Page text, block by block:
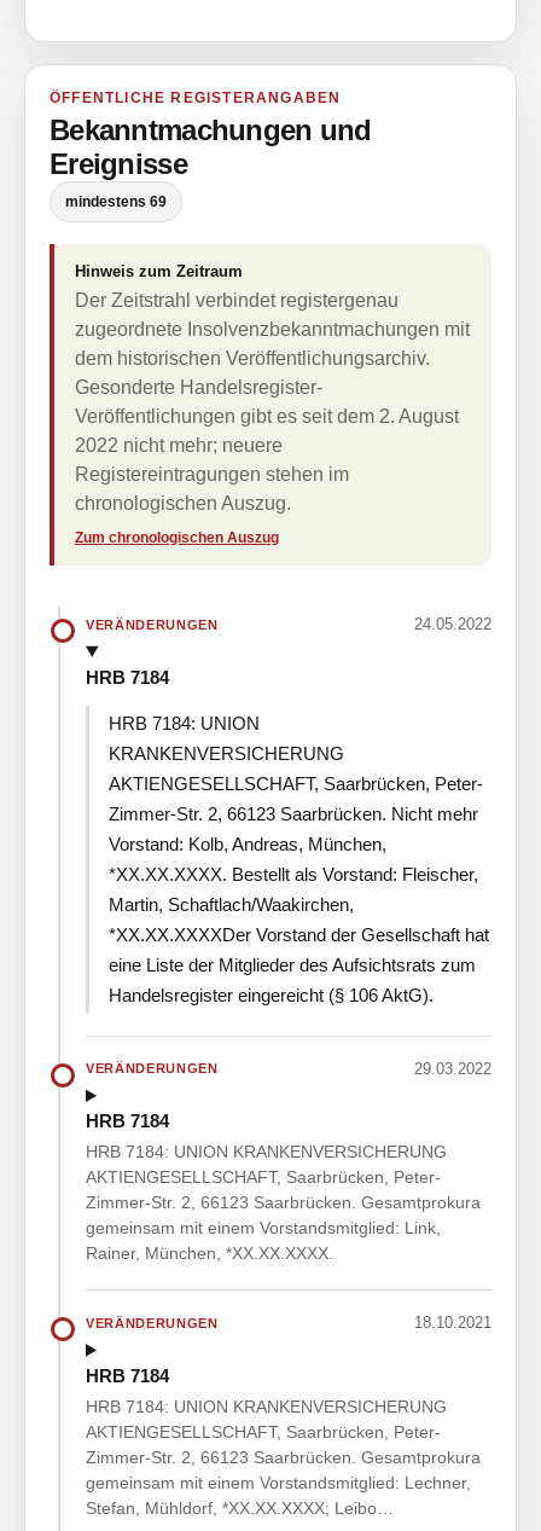
ÖFFENTLICHE REGISTERANGABEN
Bekanntmachungen und
Ereignisse
mindestens 69
Hinweis zum Zeitraum
Der Zeitstrahl verbindet registergenau
zugeordnete Insolvenzbekanntmachungen mit
dem historischen Veröffentlichungsarchiv.
Gesonderte Handelsregister-
Veröffentlichungen gibt es seit dem 2. August
2022 nicht mehr; neuere
Registereintragungen stehen im
chronologischen Auszug.
Zum chronologischen Auszug
VERÄNDERUNGEN 24.05.2022
HRB 7184
HRB 7184: UNION
KRANKENVERSICHERUNG
AKTIENGESELLSCHAFT, Saarbrücken, Peter-
Zimmer-Str. 2, 66123 Saarbrücken. Nicht mehr
Vorstand: Kolb, Andreas, München,
*XX.XX.XXXX. Bestellt als Vorstand: Fleischer,
Martin, Schaftlach/Waakirchen,
*XX.XX.XXXXDer Vorstand der Gesellschaft hat
eine Liste der Mitglieder des Aufsichtsrats zum
Handelsregister eingereicht (§ 106 AktG).
VERÄNDERUNGEN 29.03.2022
HRB 7184
HRB 7184: UNION KRANKENVERSICHERUNG
AKTIENGESELLSCHAFT, Saarbrücken, Peter-
Zimmer-Str. 2, 66123 Saarbrücken. Gesamtprokura
gemeinsam mit einem Vorstandsmitglied: Link,
Rainer, München, *XX.XX.XXXX.
VERÄNDERUNGEN 18.10.2021
HRB 7184
HRB 7184: UNION KRANKENVERSICHERUNG
AKTIENGESELLSCHAFT, Saarbrücken, Peter-
Zimmer-Str. 2, 66123 Saarbrücken. Gesamtprokura
gemeinsam mit einem Vorstandsmitglied: Lechner,
Stefan, Mühldorf, *XX.XX.XXXX; Leibo…